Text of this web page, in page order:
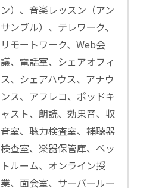
ン）、音楽レッスン（アン
サンブル）、テレワーク、
リモートワーク、Web会
議、電話室、シェアオフィ
ス、シェアハウス、アナウ
ンス、アフレコ、ポッドキ
ャスト、朗読、効果音、収
音室、聴力検査室、補聴器
検査室、楽器保管庫、ペッ
トルーム、オンライン授
業、面会室、サーバールー